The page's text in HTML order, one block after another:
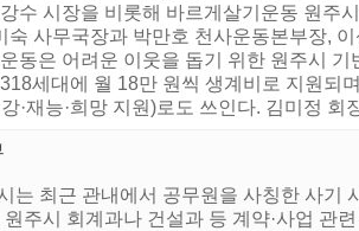
수 시장을 비롯해 바르게살기운동 원주
숙 사무국장과 박만호 천사운동본부장,
동은 어려운 이웃을 돕기 위한 원주시
세대에 월 18만 원씩 생계비로 지원되
·재능·희망 지원)로도 쓰인다. 김미정 회
최근 관내에서 공무원을 사칭한 사기
주시 회계과나 건설과 등 계약·사업 관